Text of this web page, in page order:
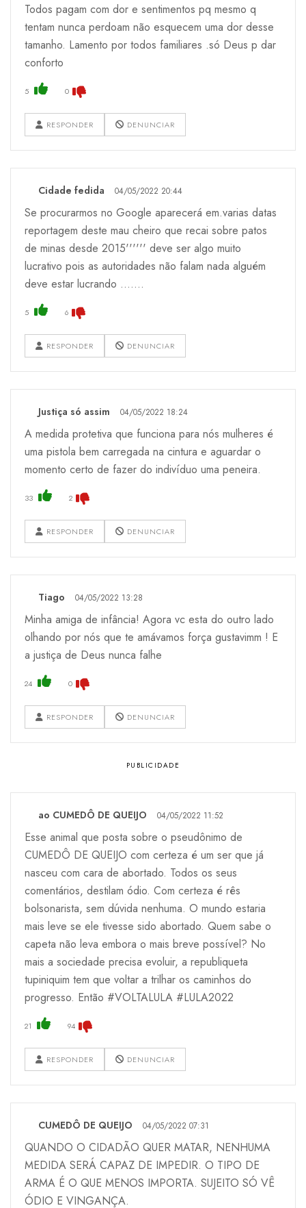
Todos pagam com dor e sentimentos pq mesmo q
tentam nunca perdoam não esquecem uma dor desse
tamanho. Lamento por todos familiares .só Deus p dar
conforto
5 0
RESPONDER DENUNCIAR
Cidade fedida 04/05/2022 20:44
Se procurarmos no Google aparecerá em.varias datas
reportagem deste mau cheiro que recai sobre patos
de minas desde 2015'''''' deve ser algo muito
lucrativo pois as autoridades não falam nada alguém
deve estar lucrando .......
5 6
RESPONDER DENUNCIAR
Justiça só assim 04/05/2022 18:24
A medida protetiva que funciona para nós mulheres é
uma pistola bem carregada na cintura e aguardar o
momento certo de fazer do indivíduo uma peneira.
33 2
RESPONDER DENUNCIAR
Tiago 04/05/2022 13:28
Minha amiga de infância! Agora vc esta do outro lado
olhando por nós que te amávamos força gustavimm ! E
a justiça de Deus nunca falhe
24 0
RESPONDER DENUNCIAR
ao CUMEDÔ DE QUEIJO 04/05/2022 11:52
Esse animal que posta sobre o pseudônimo de
CUMEDÔ DE QUEIJO com certeza é um ser que já
nasceu com cara de abortado. Todos os seus
comentários, destilam ódio. Com certeza é rês
bolsonarista, sem dúvida nenhuma. O mundo estaria
mais leve se ele tivesse sido abortado. Quem sabe o
capeta não leva embora o mais breve possível? No
mais a sociedade precisa evoluir, a republiqueta
tupiniquim tem que voltar a trilhar os caminhos do
progresso. Então #VOLTALULA #LULA2022
21 94
RESPONDER DENUNCIAR
CUMEDÔ DE QUEIJO 04/05/2022 07:31
QUANDO O CIDADÃO QUER MATAR, NENHUMA
MEDIDA SERÁ CAPAZ DE IMPEDIR. O TIPO DE
ARMA É O QUE MENOS IMPORTA. SUJEITO SÓ VÊ
ÓDIO E VINGANÇA.